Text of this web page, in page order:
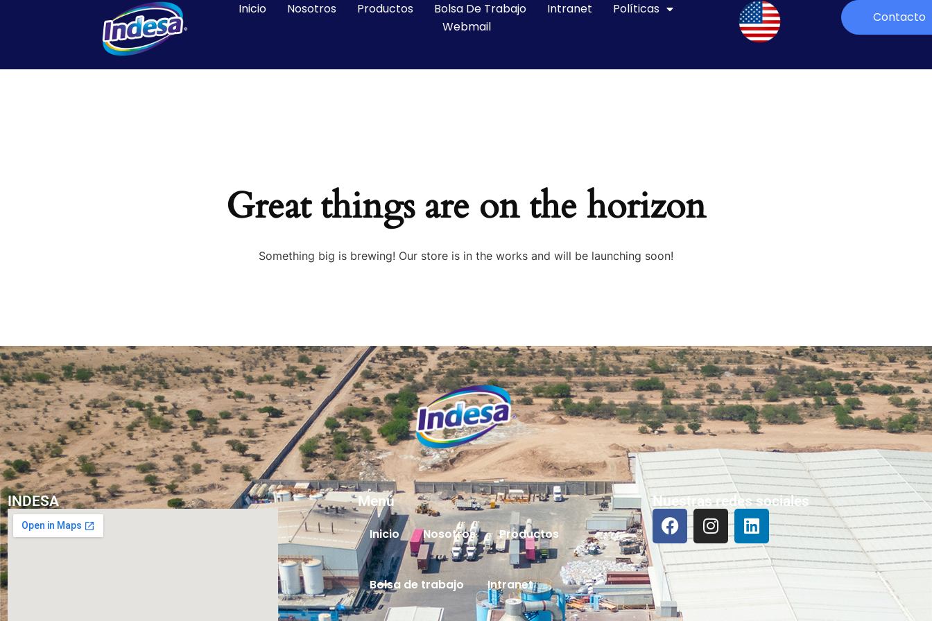
Inicio Nosotros Productos Bolsa De Trabajo Intranet
Políticas
Webmail
Contacto
Great things are on the horizon
Something big is brewing! Our store is in the works and will be launching soon!
INDESA Menú
Inicio Nosotros Productos
Bolsa de trabajo Intranet
Nuestras redes sociales